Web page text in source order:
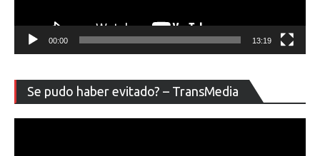
00:00 13:19
Se pudo haber evitado? – TransMedia
de